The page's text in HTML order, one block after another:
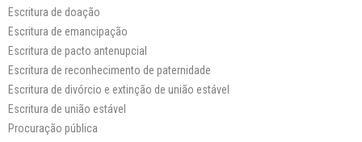
Escritura de doação
Escritura de emancipação
Escritura de pacto antenupcial
Escritura de reconhecimento de paternidade
Escritura de divórcio e extinção de união estável
Escritura de união estável
Procuração pública